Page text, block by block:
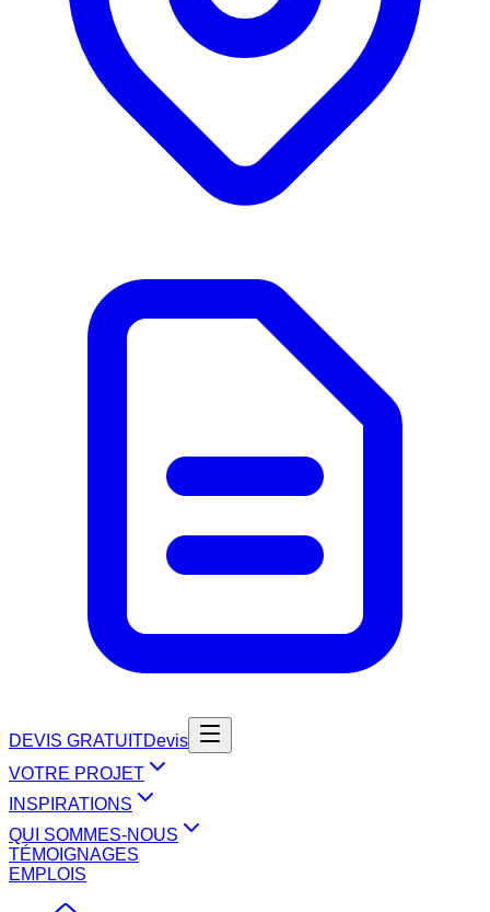
DEVIS GRATUITDevis
VOTRE PROJET
INSPIRATIONS
QUI SOMMES-NOUS
TÉMOIGNAGES
EMPLOIS